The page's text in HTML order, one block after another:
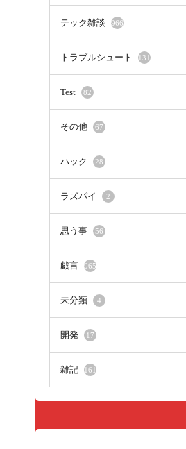
テック雑談 966
トラブルシュート 131
Test 82
その他 67
ハック 28
ラズパイ 2
思う事 56
戯言 965
未分類 4
開発 17
雑記 161